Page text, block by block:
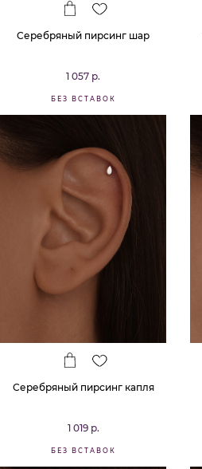
Серебряный пирсинг шар
1 057 р.
БЕЗ ВСТАВОК
Серебряный пирсинг капля
1 019 р.
БЕЗ ВСТАВОК